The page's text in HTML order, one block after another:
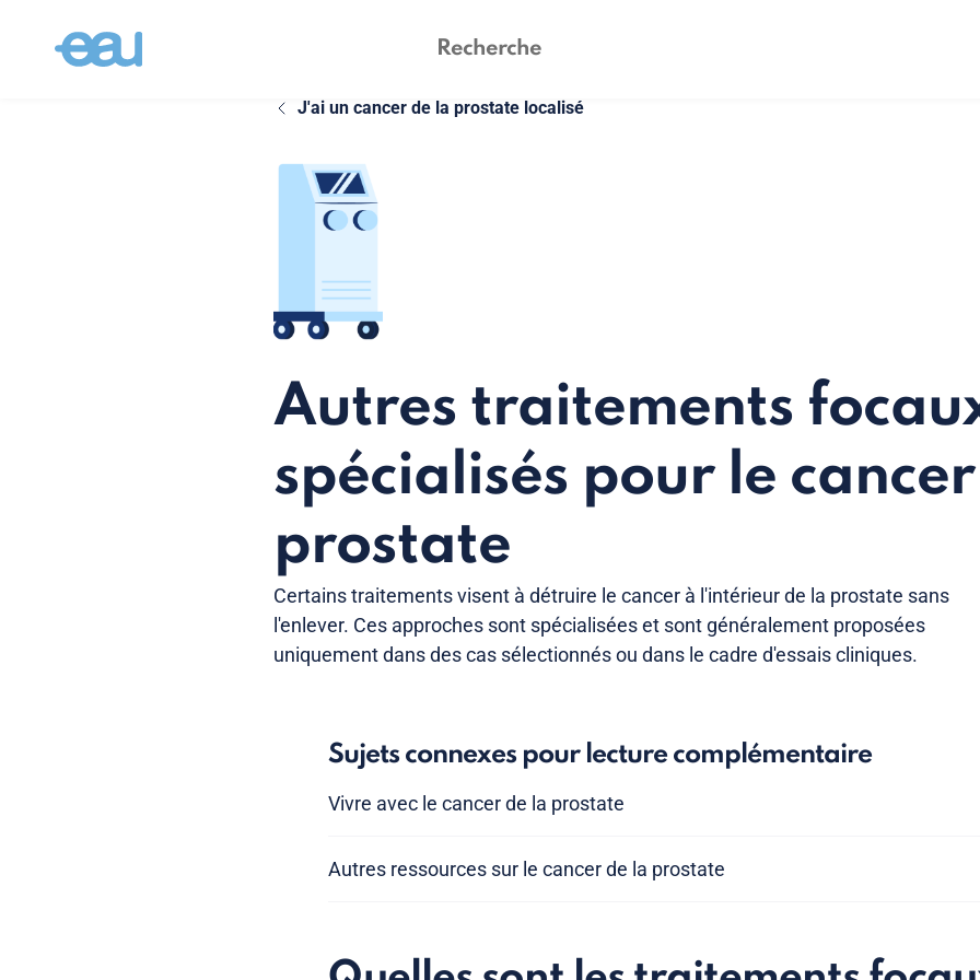
J'ai un cancer de la prostate localisé
Autres traitements
spécialisés pour le
prostate
Certains traitements visent à détruire le cancer à l'intérieur de la prostate sans
l'enlever. Ces approches sont spécialisées et sont généralement proposées
uniquement dans des cas sélectionnés ou dans le cadre d'essais cliniques.
Sujets connexes pour lecture complémentaire
Vivre avec le cancer de la prostate
Autres ressources sur le cancer de la prostate